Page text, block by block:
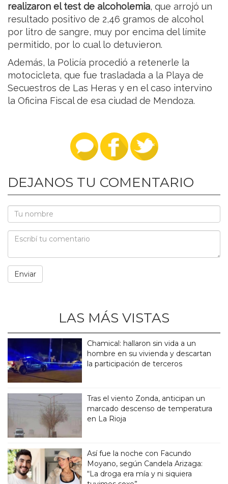
realizaron el test de alcoholemia, que arrojó un
resultado positivo de 2,46 gramos de alcohol
por litro de sangre, muy por encima del límite
permitido, por lo cual lo detuvieron.
Además, la Policía procedió a retenerle la
motocicleta, que fue trasladada a la Playa de
Secuestros de Las Heras y en el caso intervino
la Oficina Fiscal de esa ciudad de Mendoza.
DEJANOS TU COMENTARIO
LAS MÁS VISTAS
Chamical: hallaron sin vida a un
hombre en su vivienda y descartan
la participación de terceros
Tras el viento Zonda, anticipan un
marcado descenso de temperatura
en La Rioja
Así fue la noche con Facundo
Moyano, según Candela Arizaga:
“La droga era mía y ni siquiera